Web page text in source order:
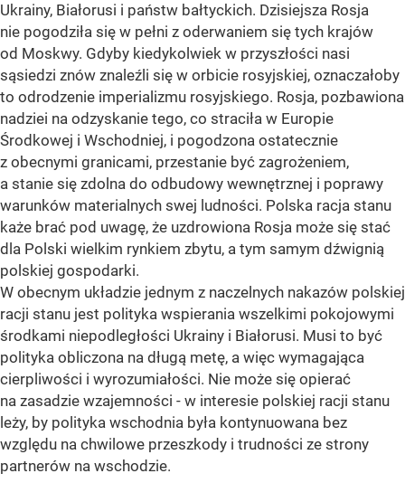
Ukrainy, Białorusi i państw bałtyckich. Dzisiejsza Rosja
nie pogodziła się w pełni z oderwaniem się tych krajów
od Moskwy. Gdyby kiedykolwiek w przyszłości nasi
sąsiedzi znów znaleźli się w orbicie rosyjskiej, oznaczałoby
to odrodzenie imperializmu rosyjskiego. Rosja, pozbawiona
nadziei na odzyskanie tego, co straciła w Europie
Środkowej i Wschodniej, i pogodzona ostatecznie
z obecnymi granicami, przestanie być zagrożeniem,
a stanie się zdolna do odbudowy wewnętrznej i poprawy
warunków materialnych swej ludności. Polska racja stanu
każe brać pod uwagę, że uzdrowiona Rosja może się stać
dla Polski wielkim rynkiem zbytu, a tym samym dźwignią
polskiej gospodarki.
W obecnym układzie jednym z naczelnych nakazów polskiej
racji stanu jest polityka wspierania wszelkimi pokojowymi
środkami niepodległości Ukrainy i Białorusi. Musi to być
polityka obliczona na długą metę, a więc wymagająca
cierpliwości i wyrozumiałości. Nie może się opierać
na zasadzie wzajemności - w interesie polskiej racji stanu
leży, by polityka wschodnia była kontynuowana bez
względu na chwilowe przeszkody i trudności ze strony
partnerów na wschodzie.